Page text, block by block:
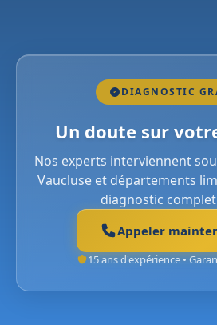
DIAGNOSTIC
Un doute sur
Nos experts interviennent
Vaucluse et départements
diagnostic
Appeler
15 ans d'expérience •